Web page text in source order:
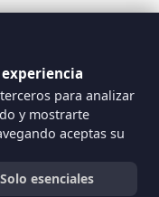
para analizar
y mostrarte
aceptas su
Solo esenciales